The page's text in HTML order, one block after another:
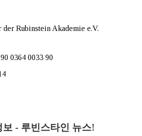
der Rubinstein Akademie e.V.
0364 0033 90
보 - 루빈스타인 뉴스!